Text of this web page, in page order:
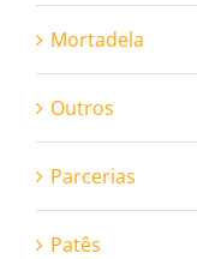
Mortadela
Outros
Parcerias
Patês